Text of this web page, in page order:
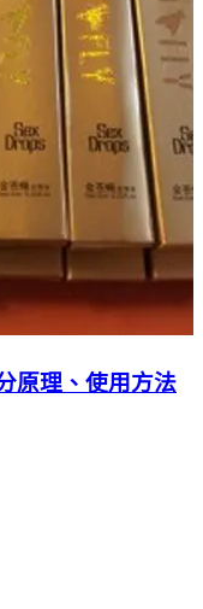
原理、使用方法